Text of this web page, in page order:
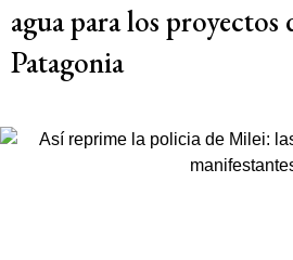
agua para los proyectos
Patagonia